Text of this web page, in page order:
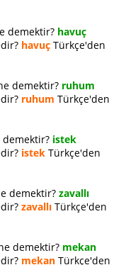
demektir? havuç
havuç Türkçe'den
demektir? ruhum
ruhum Türkçe'den
istek
istek Türkçe'den
demektir? zavallı
zavallı Türkçe'den
demektir? mekan
mekan Türkçe'den